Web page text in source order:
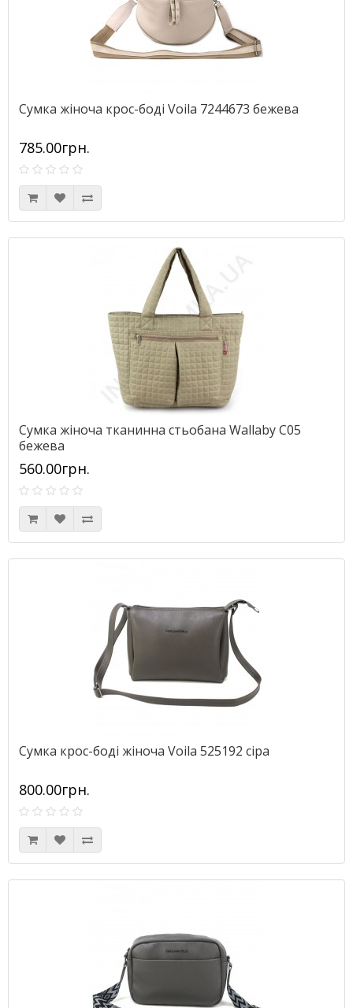
Сумка жіноча крос-боді Voila 7244673 бежева
785.00грн.
Сумка жіноча тканинна стьобана Wallaby С05
бежева
560.00грн.
Сумка крос-боді жіноча Voila 525192 сіра
800.00грн.